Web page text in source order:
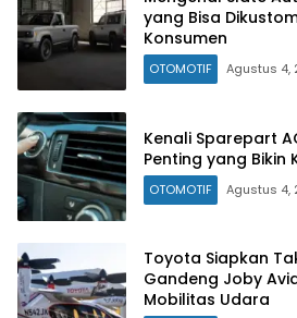
yang Bisa
Konsumen
OTOMOTIF Agustus 4,
Kenali Sparepart
Penting yang Bikin
OTOMOTIF Agustus 4,
Toyota Siapkan
Gandeng Joby
Mobilitas Udara